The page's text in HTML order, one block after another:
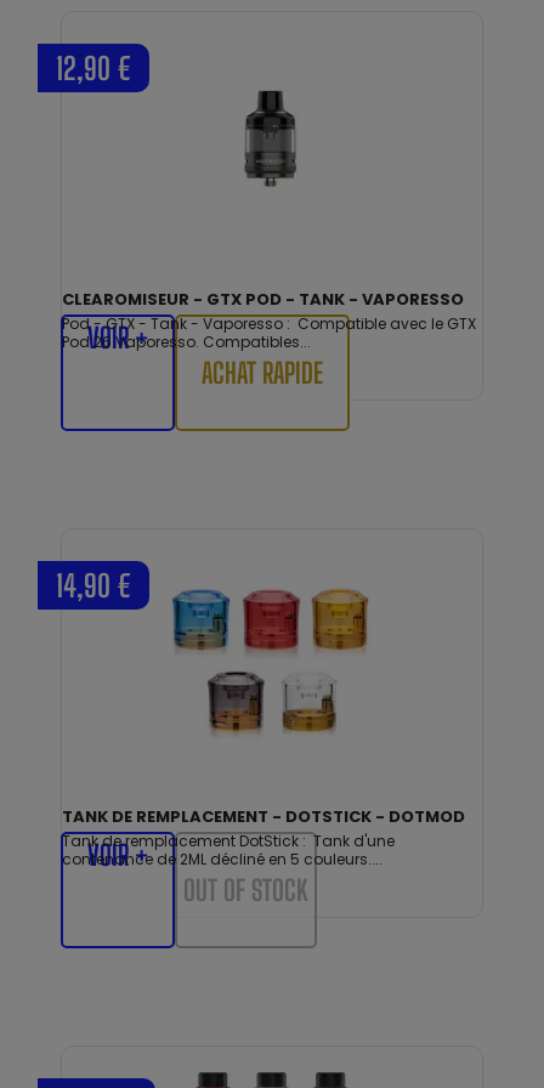
CLEAROMISEUR - GTX POD - TANK - VAPORESSO
Pod - GTX - Tank - Vaporesso : Compatible avec le GTX
Pod 26 Vaporesso. Compatibles...
12,90 €
VOIR +
ACHAT RAPIDE
TANK DE REMPLACEMENT - DOTSTICK - DOTMOD
Tank de remplacement DotStick : Tank d'une
contenance de 2ML décliné en 5 couleurs....
14,90 €
VOIR +
OUT OF STOCK